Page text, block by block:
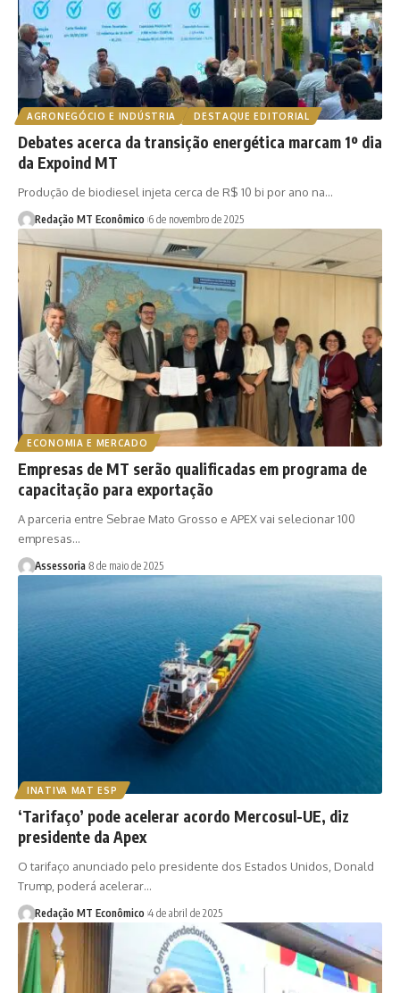
AGRONEGÓCIO E INDÚSTRIA DESTAQUE EDITORIAL
Debates acerca da transição energética marcam 1º dia
da Expoind MT
Produção de biodiesel injeta cerca de R$ 10 bi por ano na…
Redação MT Econômico 6 de novembro de 2025
ECONOMIA E MERCADO
Empresas de MT serão qualificadas em programa de
capacitação para exportação
A parceria entre Sebrae Mato Grosso e APEX vai selecionar 100
empresas…
Assessoria 8 de maio de 2025
INATIVA MAT ESP
‘Tarifaço’ pode acelerar acordo Mercosul-UE, diz
presidente da Apex
O tarifaço anunciado pelo presidente dos Estados Unidos, Donald
Trump, poderá acelerar…
Redação MT Econômico 4 de abril de 2025